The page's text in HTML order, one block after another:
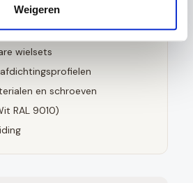
Weigeren
(Wit RAL 9010
met waterafvoer
wielsets
en schroeven
RAL 9010)